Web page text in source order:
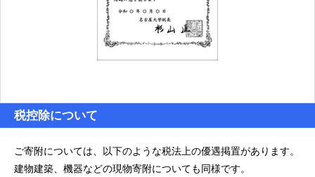
税控除について
ご寄附については、以下のような税法上の優遇掲置があります。
建物建築、機器などの現物寄附についても同様です。